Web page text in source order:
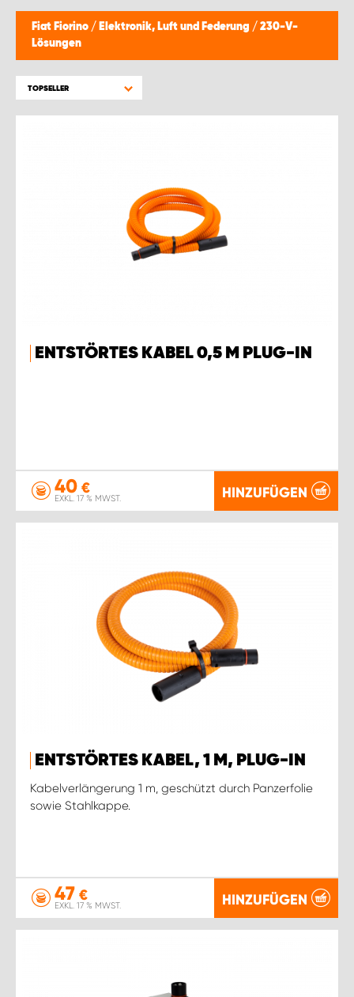
Fiat Fiorino / Elektronik, Luft und Federung / 230-V-
Lösungen
TOPSELLER
ENTSTÖRTES KABEL 0,5 M PLUG-IN
40 €
EXKL. 17 % MWST. HINZUFÜGEN
ENTSTÖRTES KABEL, 1 M, PLUG-IN
Kabelverlängerung 1 m, geschützt durch Panzerfolie
sowie Stahlkappe.
47 €
EXKL. 17 % MWST. HINZUFÜGEN